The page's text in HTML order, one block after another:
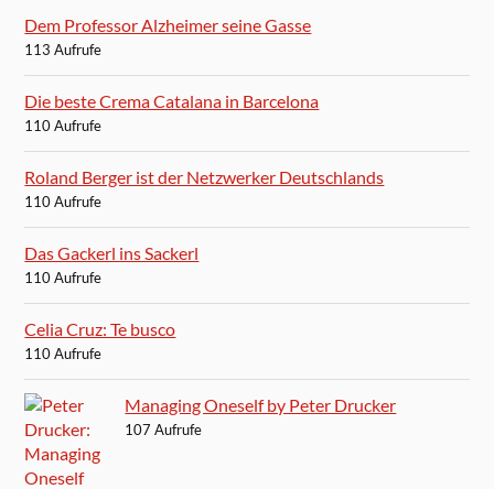
Dem Professor Alzheimer seine Gasse
113 Aufrufe
Die beste Crema Catalana in Barcelona
110 Aufrufe
Roland Berger ist der Netzwerker Deutschlands
110 Aufrufe
Das Gackerl ins Sackerl
110 Aufrufe
Celia Cruz: Te busco
110 Aufrufe
Managing Oneself by Peter Drucker
107 Aufrufe